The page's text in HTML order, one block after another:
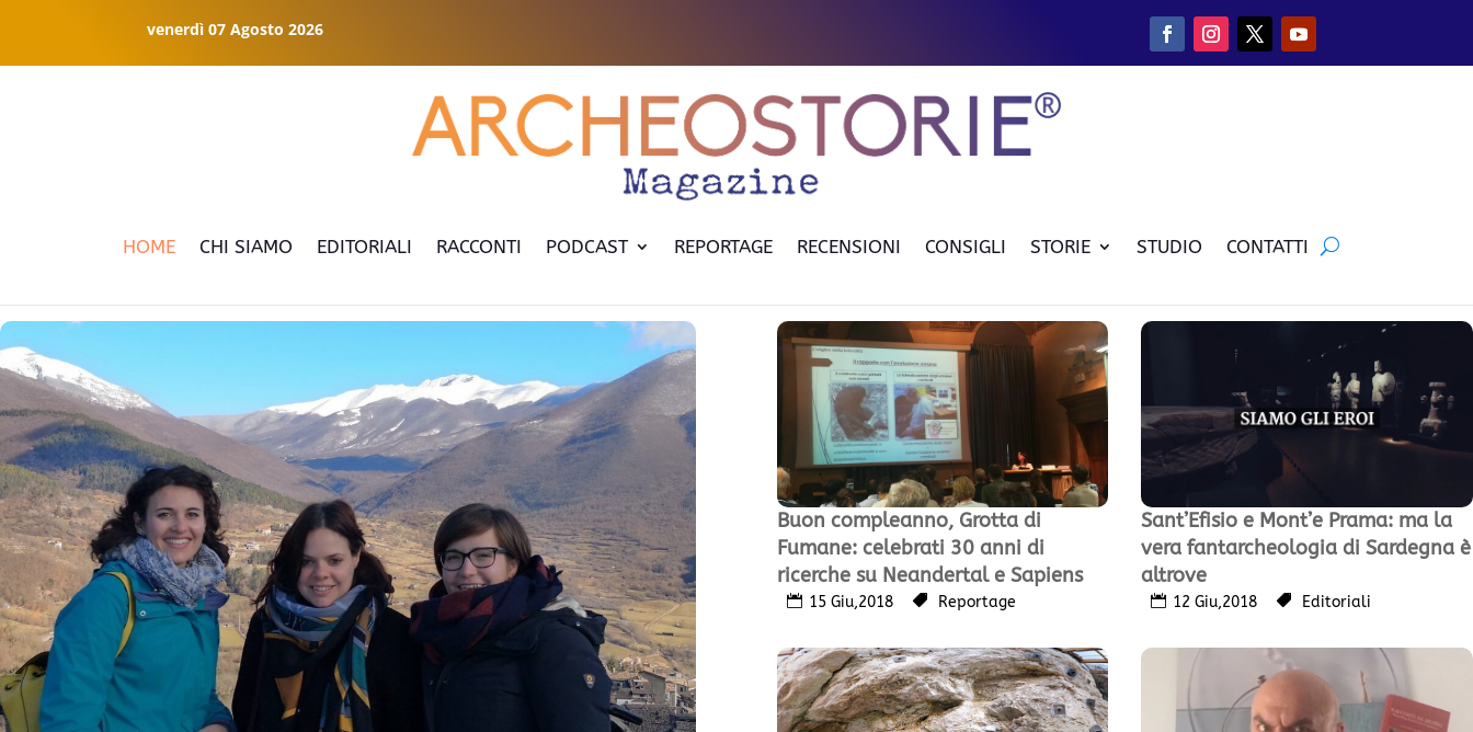
venerdì 07 Agosto 2026
HOME CHI SIAMO EDITORIALI RACCONTI PODCAST REPORTAGE RECENSIONI CONSIGLI STORIE STUDIO CONTATTI
Buon compleanno, Grotta di
Fumane: celebrati 30 anni di
ricerche su Neandertal e Sapiens
15 Giu,2018 Reportage
Sant’Efisio e Mont’e Prama: ma la
vera fantarcheologia di Sardegna è
altrove
12 Giu,2018 Editoriali